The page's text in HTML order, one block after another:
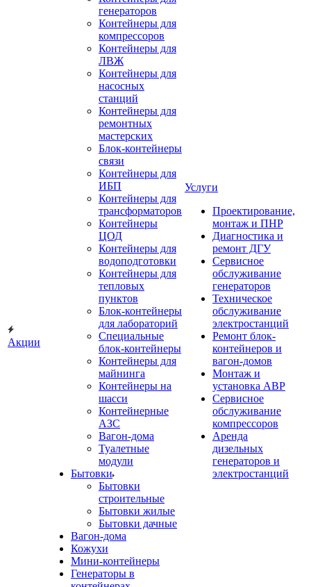
Акции
генераторов
Контейнеры для
компрессоров
Контейнеры для
ЛВЖ
Контейнеры для
насосных
станций
Контейнеры для
ремонтных
мастерских
Блок-контейнеры
связи
Контейнеры для
ИБП
Контейнеры для
трансформаторов
Контейнеры
ЦОД
Контейнеры для
водоподготовки
Контейнеры для
тепловых
пунктов
Блок-контейнеры
для лабораторий
Специальные
блок-контейнеры
Контейнеры для
майнинга
Контейнеры на
шасси
Контейнерные
АЗС
Вагон-дома
Туалетные
модули
Бытовки
Бытовки
строительные
Бытовки жилые
Бытовки дачные
Вагон-дома
Кожухи
Мини-контейнеры
Генераторы в
Услуги
Проектирование,
монтаж и ПНР
Диагностика и
ремонт ДГУ
Сервисное
обслуживание
генераторов
Техническое
обслуживание
электростанций
Ремонт блок-
контейнеров и
вагон-домов
Монтаж и
установка АВР
Сервисное
обслуживание
компрессоров
Аренда
дизельных
генераторов и
электростанций